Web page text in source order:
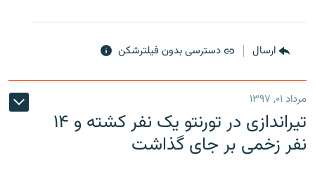
ارسال دسترسی بدون فیلترشکن
مرداد ۰۱, ۱۳۹۷
تیراندازی در تورنتو یک نفر کشته و ۱۴
نفر زخمی بر جای گذاشت